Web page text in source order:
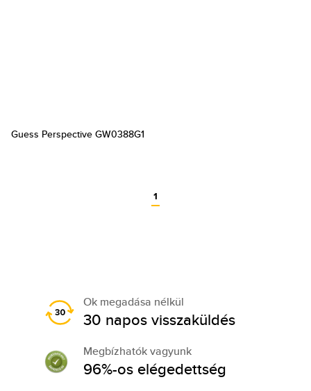
Guess Perspective GW0388G1
1
Ok megadása nélkül
30 napos visszaküldés
Megbízhatók vagyunk
96%-os elégedettség